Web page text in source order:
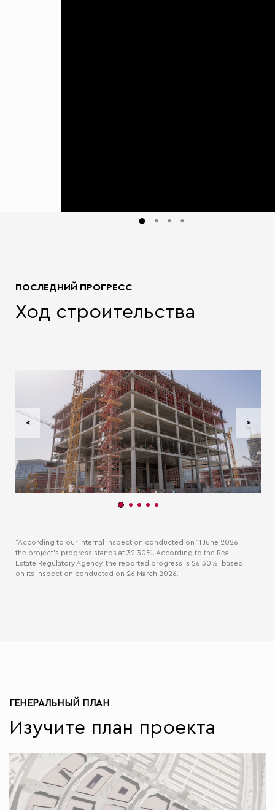
ПОСЛЕДНИЙ ПРОГРЕСС
Ход строительства
< >
*According to our internal inspection conducted on 11 June 2026,
the project’s progress stands at 32.30%. According to the Real
Estate Regulatory Agency, the reported progress is 26.30%, based
on its inspection conducted on 26 March 2026.
ГЕНЕРАЛЬНЫЙ ПЛАН
Изучите план проекта